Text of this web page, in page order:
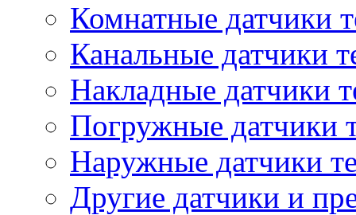
Комнатные датчики
Канальные датчики
Накладные датчики
Погружные датчики
Наружные датчики
Другие датчики и